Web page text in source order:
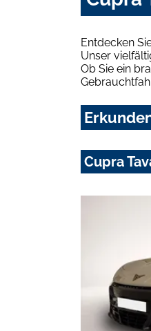
Entdecken
Unser
Ob Sie ein
Cupra